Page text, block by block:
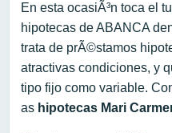
En esta ocasiÃ³n toca el
hipotecas de ABANCA
trata de prÃ©stamos
atractivas condiciones, y
tipo fijo como variable.
as hipotecas Mari